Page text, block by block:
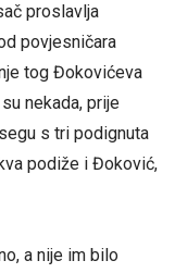
proslavlja
povjesničara
tog Đokovićeva
nekada, prije
s tri podignuta
podiže i Đoković,
a nije im bilo